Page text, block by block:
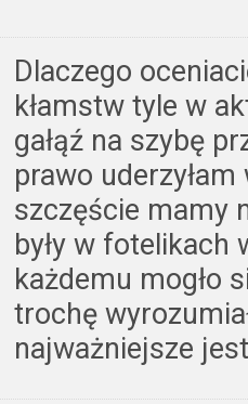
Dlaczego
kłamstw tyle w
gałąź na szybę
prawo
szczęście mamy
były w fotelikach
każdemu mogło
trochę
najważniejsze